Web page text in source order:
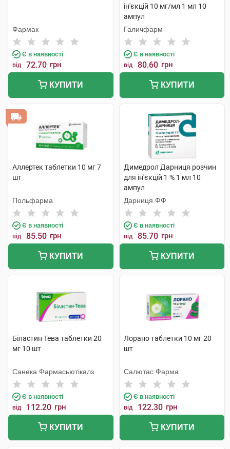
Фармак
Є в наявності
від 72.70 грн
КУПИТИ
ін'єкцій 10 мг/мл 1 мл 10
ампул
Галичфарм
Є в наявності
від 80.60 грн
КУПИТИ
Аллертек таблетки 10 мг 7
шт
Польфарма
Є в наявності
від 85.50 грн
КУПИТИ
Димедрол Дарниця розчин
для ін'єкцій 1 % 1 мл 10
ампул
Дарниця ФФ
Є в наявності
від 85.70 грн
КУПИТИ
Біластин Тева таблетки 20
мг 10 шт
Санека Фармасьютікалз
Є в наявності
від 112.20 грн
КУПИТИ
Лорано таблетки 10 мг 20
шт
Салютас Фарма
Є в наявності
від 122.30 грн
КУПИТИ